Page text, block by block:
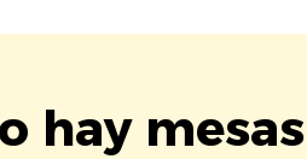
hay